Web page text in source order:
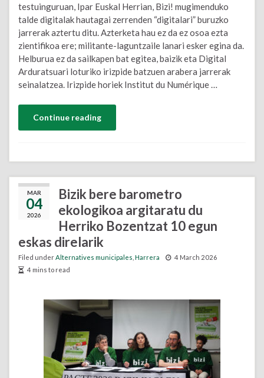
testuinguruan, Ipar Euskal Herrian, Bizi! mugimenduko
talde digitalak hautagai zerrenden “digitalari” buruzko
jarrerak aztertu ditu. Azterketa hau ez da ez osoa ezta
zientifikoa ere; militante-laguntzaile lanari esker egina da.
Helburua ez da sailkapen bat egitea, baizik eta Digital
Arduratsuari loturiko irizpide batzuen arabera jarrerak
seinalatzea. Irizpide horiek Institut du Numérique …
Continue reading
MAR
04
2026
Bizik bere barometro
ekologikoa argitaratu du
Herriko Bozentzat 10 egun
eskas direlarik
Filed under Alternatives municipales Harrera
4 March 2026
4 mins to read